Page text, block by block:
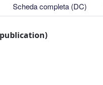
Scheda completa (DC)